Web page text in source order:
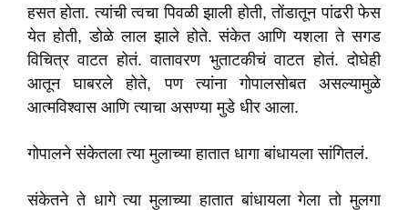
हसत होता. त्यांची त्वचा पिवळी झाली होती, तोंडातून पांढरी फेस
येत होती, डोळे लाल झाले होते. संकेत आणि यशला ते सगड
विचित्र वाटत होतं. वातावरण भुताटकीचं वाटत होतं. दोघेही
आतून घाबरले होते, पण त्यांना गोपालसोबत असल्यामुळे
आत्मविश्वास आणि त्याचा असण्या मुडे धीर आला.
गोपालने संकेतला त्या मुलाच्या हातात धागा बांधायला सांगितलं.
संकेतने ते धागे त्या मुलाच्या हातात बांधायला गेला तो मुलगा